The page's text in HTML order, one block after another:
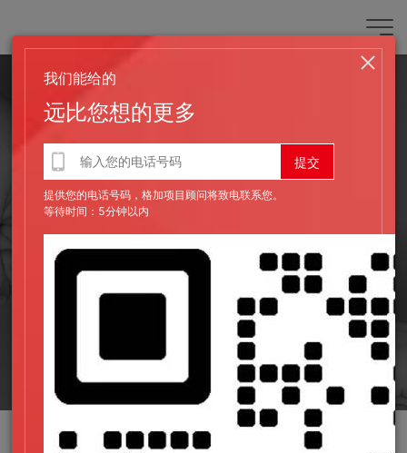
企业网站设计初期应注意哪些细节？
如今中小型企业一般都有各自的
，可是公司当中许
我们能给的
远比您想的更多
提供您的电话号码，格加项目顾问将致电联系您。
等待时间：5分钟以内